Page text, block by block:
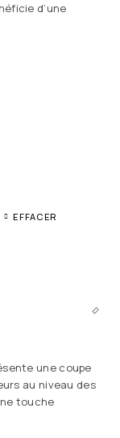
d’une
EFFACER
une coupe
au niveau des
touche